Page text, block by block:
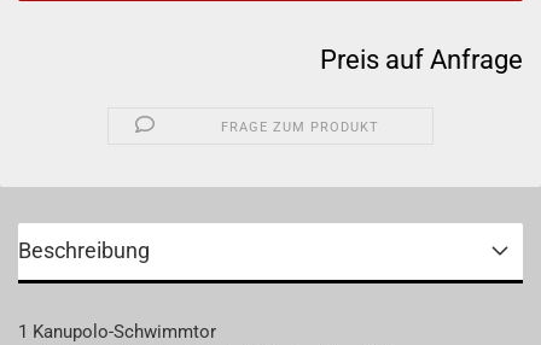
Preis auf Anfrage
FRAGE ZUM PRODUKT
Beschreibung
1 Kanupolo-Schwimmtor